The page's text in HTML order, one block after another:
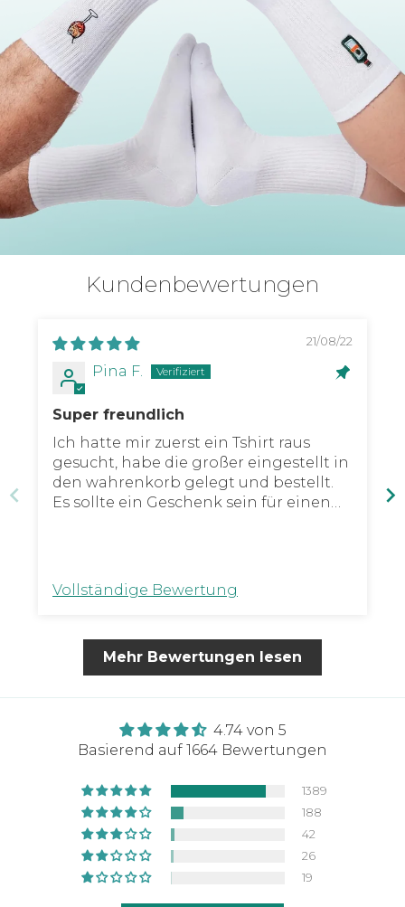
Kundenbewertungen
21/08/22
Pina F.
Super freundlich
Ich hatte mir zuerst ein Tshirt raus
gesucht, habe die großer eingestellt in
den wahrenkorb gelegt und bestellt.
Es sollte ein Geschenk sein für einen
dem fashion team sofort eine Email
geschrieben, ob sie eventuell meine
ein Männer Schnitt hat. Ich habe ich
wenigen Minuten eine Rückmeldung
bekommen, mit sehr freundlichem
Text, dass sie gerne meine Bestellung
bearbeiten und das überhaupt kein
Problem ist. Ich habe anschließen
auch eine Bestätigungs Email für
meine neue Bestellung bekommen 👍🏽
Zum thsirt selbst kann ich sagen, toller
Stoff, sauber gestochenes Zeichen,
sehr bequem. Kann ich nur weiter
empfehlen
Vollständige Bewertung
Mehr Bewertungen lesen
4.74 von 5
Basierend auf 1664 Bewertungen
1389
188
42
26
19